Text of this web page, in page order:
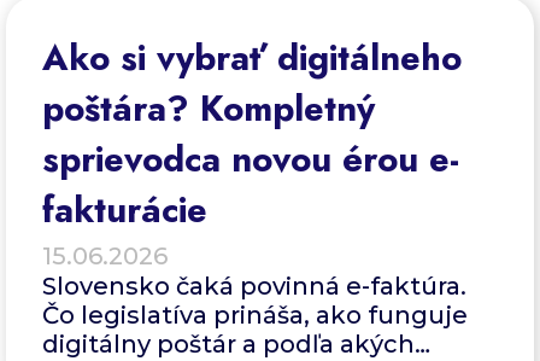
Ako si vybrať digitálneho
poštára? Kompletný
sprievodca novou érou e-
fakturácie
15.06.2026
Slovensko čaká povinná e-faktúra.
Čo legislatíva prináša, ako funguje
digitálny poštár a podľa akých